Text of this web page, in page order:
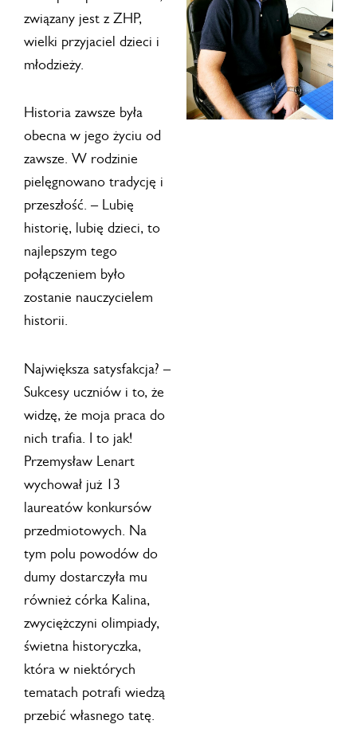
związany jest z ZHP,
wielki przyjaciel dzieci i
młodzieży.
Historia zawsze była
obecna w jego życiu od
zawsze. W rodzinie
pielęgnowano tradycję i
przeszłość. – Lubię
historię, lubię dzieci, to
najlepszym tego
połączeniem było
zostanie nauczycielem
historii.
Największa satysfakcja? –
Sukcesy uczniów i to, że
widzę, że moja praca do
nich trafia. I to jak!
Przemysław Lenart
wychował już 13
laureatów konkursów
przedmiotowych. Na
tym polu powodów do
dumy dostarczyła mu
również córka Kalina,
zwyciężczyni olimpiady,
świetna historyczka,
która w niektórych
tematach potrafi wiedzą
przebić własnego tatę.